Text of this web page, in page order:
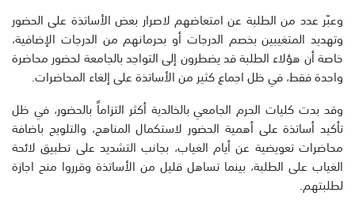
وعبّر عدد من الطلبة عن امتعاضهم لاصرار بعض الأساتذة على الحضور
وتهديد المتغيبين بخصم الدرجات أو بحرمانهم من الدرجات الإضافية،
خاصة أن هؤلاء الطلبة قد يضطرون إلى التواجد بالجامعة لحضور محاضرة
واحدة فقط، في ظل اجماع كثير من الأساتذة على إلغاء المحاضرات.
وقد بدت كليات الحرم الجامعي بالخالدية أكثر التزاماً بالحضور، في ظل
تأكيد أساتذة على أهمية الحضور لاستكمال المناهج، والتلويح باضافة
محاضرات تعويضية عن أيام الغياب، بجانب التشديد على تطبيق لائحة
الغياب على الطلبة، بينما تساهل قليل من الأساتذة وقرروا منح اجازة
لطلبتهم.